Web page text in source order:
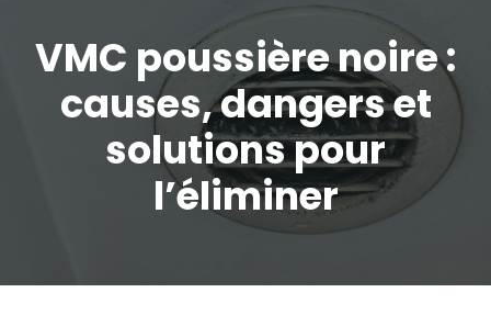
VMC poussière noire :
causes, dangers et
solutions pour
l’éliminer